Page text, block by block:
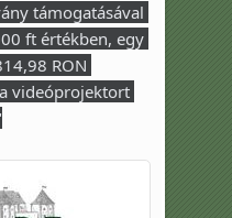
támogatásával
ft értékben, egy
RON
videóprojektort